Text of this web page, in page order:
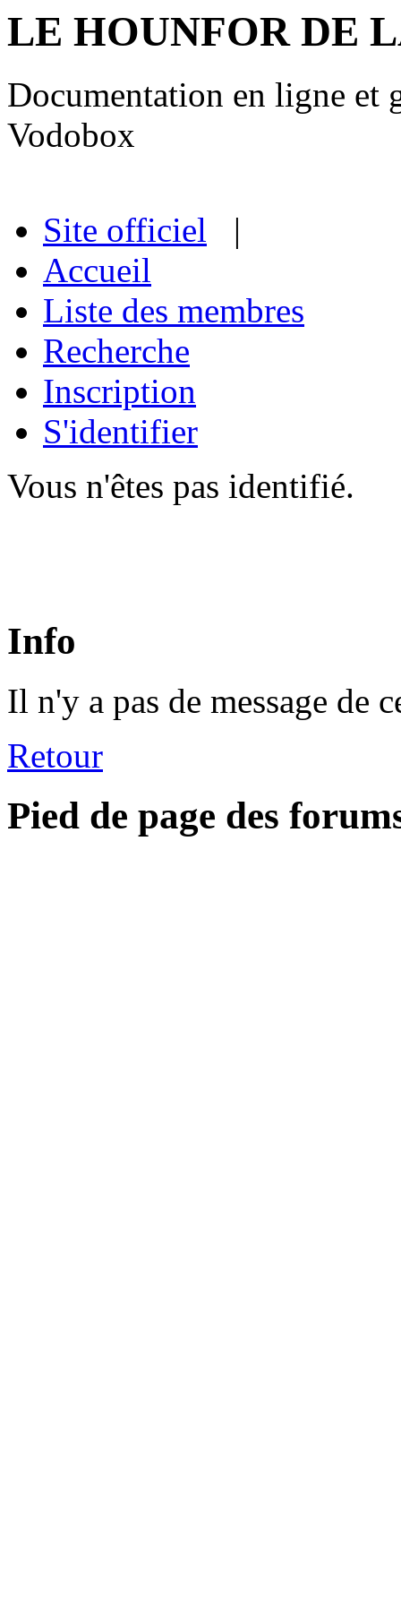
LE HOUNFOR DE
Documentation en ligne et
Vodobox
Site officiel |
Accueil
Liste des membres
Recherche
Inscription
S'identifier
Vous n'êtes pas identifié.
Info
Il n'y a pas de message de
Retour
Pied de page des